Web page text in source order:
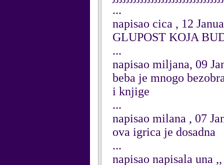
...
napisao cica , 12
GLUPOST KOJA
...
napisao miljana, 09
beba je mnogo
i knjige
...
napisao milana , 07
ova igrica je dosadna
...
napisao napisala una